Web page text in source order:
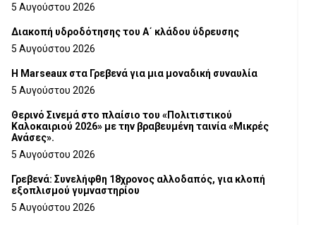
5 Αυγούστου 2026
Διακοπή υδροδότησης του Α΄ κλάδου ύδρευσης
5 Αυγούστου 2026
Η Marseaux στα Γρεβενά για μια μοναδική συναυλία
5 Αυγούστου 2026
Θερινό Σινεμά στο πλαίσιο του «Πολιτιστικού
Καλοκαιριού 2026» με την βραβευμένη ταινία «Μικρές
Ανάσες».
5 Αυγούστου 2026
Γρεβενά: Συνελήφθη 18χρονος αλλοδαπός, για κλοπή
εξοπλισμού γυμναστηρίου
5 Αυγούστου 2026